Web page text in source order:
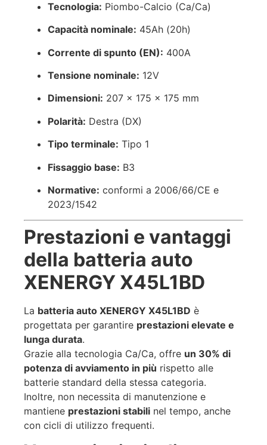
Tecnologia: Piombo-Calcio (Ca/Ca)
Capacità nominale: 45Ah (20h)
Corrente di spunto (EN): 400A
Tensione nominale: 12V
Dimensioni: 207 × 175 × 175 mm
Polarità: Destra (DX)
Tipo terminale: Tipo 1
Fissaggio base: B3
Normative: conformi a 2006/66/CE e
2023/1542
Prestazioni e vantaggi
della batteria auto
XENERGY X45L1BD
La batteria auto XENERGY X45L1BD è
progettata per garantire prestazioni elevate e
lunga durata.
Grazie alla tecnologia Ca/Ca, offre un 30% di
potenza di avviamento in più rispetto alle
batterie standard della stessa categoria.
Inoltre, non necessita di manutenzione e
mantiene prestazioni stabili nel tempo, anche
con cicli di utilizzo frequenti.